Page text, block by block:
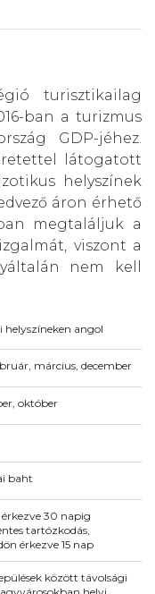
turisztikailag
ban a turizmus
GDP-jéhez.
látogatott
helyszínek
áron érhető
megtaláljuk a
viszont a
nem kell
angol
március, december
október
baht
30 napig
tartózkodás,
érkezve 15 nap
között távolsági